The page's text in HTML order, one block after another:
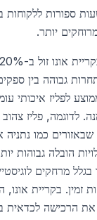
ספורות ללקוחות
יותר.
גבוהה בין
כמו נתניה
מרחקים
זמין. בקריית אונו,
הרכישה לכדאית